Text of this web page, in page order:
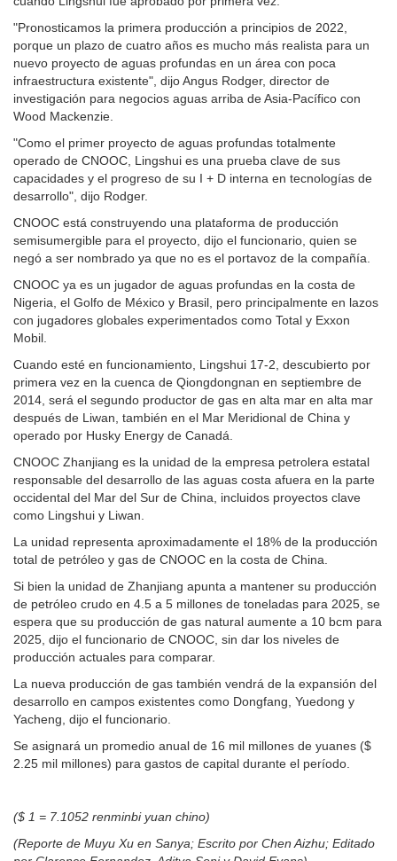
"Pronosticamos la primera producción a principios de 2022,
porque un plazo de cuatro años es mucho más realista para un
nuevo proyecto de aguas profundas en un área con poca
infraestructura existente", dijo Angus Rodger, director de
investigación para negocios aguas arriba de Asia-Pacífico con
Wood Mackenzie.
"Como el primer proyecto de aguas profundas totalmente
operado de CNOOC, Lingshui es una prueba clave de sus
capacidades y el progreso de su I + D interna en tecnologías de
desarrollo", dijo Rodger.
CNOOC está construyendo una plataforma de producción
semisumergible para el proyecto, dijo el funcionario, quien se
negó a ser nombrado ya que no es el portavoz de la compañía.
CNOOC ya es un jugador de aguas profundas en la costa de
Nigeria, el Golfo de México y Brasil, pero principalmente en lazos
con jugadores globales experimentados como Total y Exxon
Mobil.
Cuando esté en funcionamiento, Lingshui 17-2, descubierto por
primera vez en la cuenca de Qiongdongnan en septiembre de
2014, será el segundo productor de gas en alta mar en alta mar
después de Liwan, también en el Mar Meridional de China y
operado por Husky Energy de Canadá.
CNOOC Zhanjiang es la unidad de la empresa petrolera estatal
responsable del desarrollo de las aguas costa afuera en la parte
occidental del Mar del Sur de China, incluidos proyectos clave
como Lingshui y Liwan.
La unidad representa aproximadamente el 18% de la producción
total de petróleo y gas de CNOOC en la costa de China.
Si bien la unidad de Zhanjiang apunta a mantener su producción
de petróleo crudo en 4.5 a 5 millones de toneladas para 2025, se
espera que su producción de gas natural aumente a 10 bcm para
2025, dijo el funcionario de CNOOC, sin dar los niveles de
producción actuales para comparar.
La nueva producción de gas también vendrá de la expansión del
desarrollo en campos existentes como Dongfang, Yuedong y
Yacheng, dijo el funcionario.
Se asignará un promedio anual de 16 mil millones de yuanes ($
2.25 mil millones) para gastos de capital durante el período.
($ 1 = 7.1052 renminbi yuan chino)
(Reporte de Muyu Xu en Sanya; Escrito por Chen Aizhu; Editado